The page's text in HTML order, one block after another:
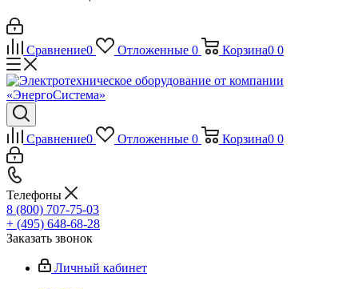
Сравнение0 Отложенные 0 Корзина0 0
Сравнение0 Отложенные 0 Корзина0 0
Телефоны
8 (800) 707-75-03
+ (495) 648-68-28
Заказать звонок
Личный кабинет